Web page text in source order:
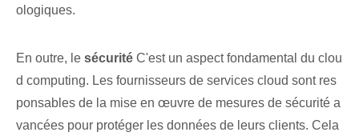
ologiques.
En outre, le sécurité C'est un aspect fondamental du clou
d computing. Les fournisseurs de services cloud sont res
ponsables de la mise en œuvre de mesures de sécurité a
vancées pour protéger les données de leurs clients. Cela